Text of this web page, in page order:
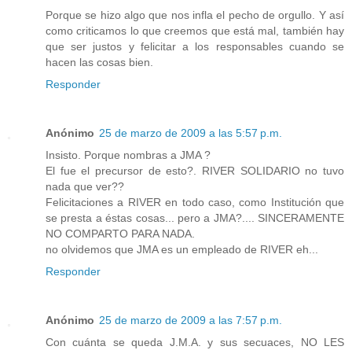
Porque se hizo algo que nos infla el pecho de orgullo. Y así
como criticamos lo que creemos que está mal, también hay
que ser justos y felicitar a los responsables cuando se
hacen las cosas bien.
Responder
Anónimo 25 de marzo de 2009 a las 5:57 p.m.
Insisto. Porque nombras a JMA ?
El fue el precursor de esto?. RIVER SOLIDARIO no tuvo
nada que ver??
Felicitaciones a RIVER en todo caso, como Institución que
se presta a éstas cosas... pero a JMA?.... SINCERAMENTE
NO COMPARTO PARA NADA.
no olvidemos que JMA es un empleado de RIVER eh...
Responder
Anónimo 25 de marzo de 2009 a las 7:57 p.m.
Con cuánta se queda J.M.A. y sus secuaces, NO LES